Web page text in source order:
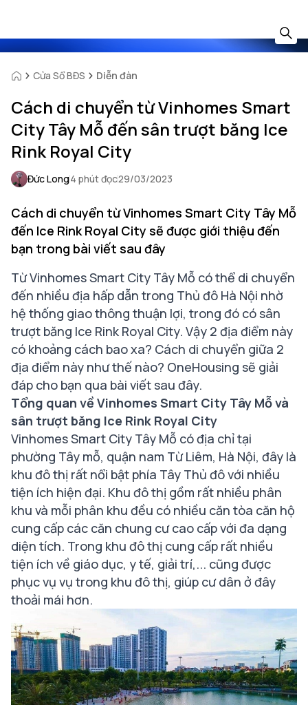
Cửa Sổ BĐS Diễn đàn
Cách di chuyển từ Vinhomes Smart
City Tây Mỗ đến sân trượt băng Ice
Rink Royal City
Đức Long4 phút đọc29/03/2023
Cách di chuyển từ Vinhomes Smart City Tây Mỗ
đến Ice Rink Royal City sẽ được giới thiệu đến
bạn trong bài viết sau đây
Từ Vinhomes Smart City Tây Mỗ có thể di chuyển
đến nhiều địa hấp dẫn trong Thủ đô Hà Nội nhờ
hệ thống giao thông thuận lợi, trong đó có sân
trượt băng Ice Rink Royal City. Vậy 2 địa điểm này
có khoảng cách bao xa? Cách di chuyển giữa 2
địa điểm này như thế nào? OneHousing sẽ giải
đáp cho bạn qua bài viết sau đây.
Tổng quan về Vinhomes Smart City Tây Mỗ và
sân trượt băng Ice Rink Royal City
Vinhomes Smart City Tây Mỗ có địa chỉ tại
phường Tây mỗ, quận nam Từ Liêm, Hà Nội, đây là
khu đô thị rất nổi bật phía Tây Thủ đô với nhiều
tiện ích hiện đại. Khu đô thị gồm rất nhiều phân
khu và mỗi phân khu đều có nhiều căn tòa căn hộ
cung cấp các căn chung cư cao cấp với đa dạng
diện tích. Trong khu đô thị cung cấp rất nhiều
tiện ích về giáo dục, y tế, giải trí,... cũng được
phục vụ vụ trong khu đô thị, giúp cư dân ở đây
thoải mái hơn.